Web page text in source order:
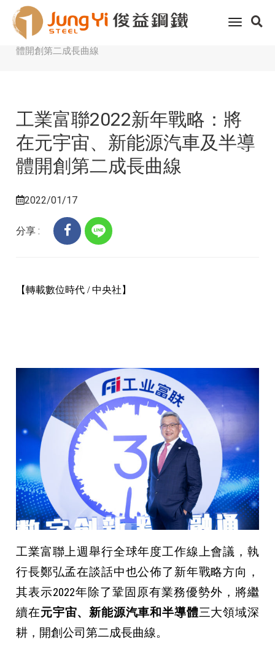
toggle
Home 客戶服務
科技趨勢
工業富聯2022新年戰略：將在元宇宙、新能源汽車及半導
體開創第二成長曲線
工業富聯2022新年戰略：將
在元宇宙、新能源汽車及半導
體開創第二成長曲線
2022/01/17
分享 :
【轉載數位時代 /中央社 】
工業富聯上週舉行全球年度工作線上會議，執
行長鄭弘孟在談話中也公佈了新年戰略方向，
其表示2022年除了鞏固原有業務優勢外，將繼
續在元宇宙、新能源汽車和半導體三大領域深
耕，開創公司第二成長曲線。